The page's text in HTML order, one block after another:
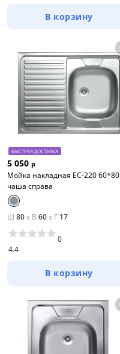
В корзину
БЫСТРАЯ ДОСТАВКА
5 050 р
Мойка накладная EC-220 60*80
чаша справа
Ш 80x В 60x Г 17
4.4
0
В корзину